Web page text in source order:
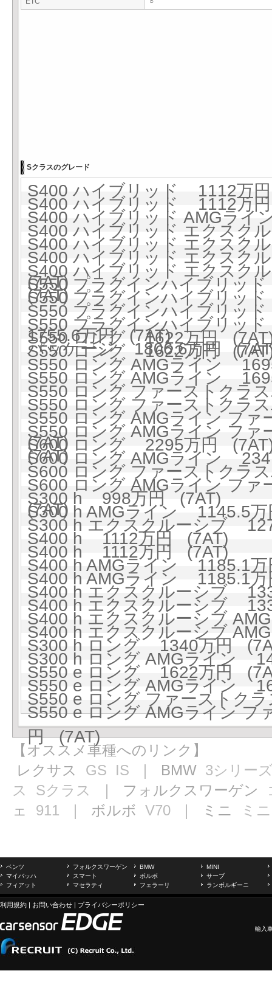
Sクラスのグレード
S400 ハイブリッド 1112万
S400 ハイブリッド 1112万
S400 ハイブリッド AMGラ
S400 ハイブリッド エクス
S400 ハイブリッド エクス
S400 ハイブリッド エクス
(7AT)
S400 ハイブリッド エクス
(7AT)
S550 プラグインハイブリッ
S550 プラグインハイブリッ
S550 プラグインハイブリッ
1755.6万円 (7AT)
S550 プラグインハイブリッ
パッケージ 1806.6万円
S550 ロング 1622万円
S550 ロング 1622万円
S550 ロング AMGライン
S550 ロング AMGライン
S550 ロング ファーストク
S550 ロング ファーストク
S550 ロング AMGライン フ
(7AT)
S550 ロング AMGライン フ
(7AT)
S600 ロング 2295万円
S600 ロング AMGライン
S600 ロング ファーストク
S600 ロング AMGライン フ
(7AT)
S300 h 998万円 (7AT)
S300 h AMGライン 1145.5
S300 h エクスクルーシブ
S400 h 1112万円 (7AT)
S400 h 1112万円 (7AT)
S400 h AMGライン 1185.1
S400 h AMGライン 1185.1
S400 h エクスクルーシブ
S400 h エクスクルーシブ
S400 h エクスクルーシブ
S400 h エクスクルーシブ
S300 h ロング 1340万円
S300 h ロング AMGライン
S550 e ロング 1622万円
S550 e ロング AMGライン
S550 e ロング ファーストク
S550 e ロング AMGライン
円 (7AT)
【オススメ車種へのリンク】
レクサス GS IS ｜ BMW 3シリー
ス
Sクラス ｜ フォルクスワーゲン
ェ 911 ｜ ボルボ V70 ｜ ミニ ミニ
ベンツ フォルクスワーゲン BMW
MINI
マイバッハ
スマート ボルボ
サーブ
フィアット
マセラティ フェラーリ ランボルギーニ
利用規約 | お問い合わせ | プライバシーポリシー
輸入